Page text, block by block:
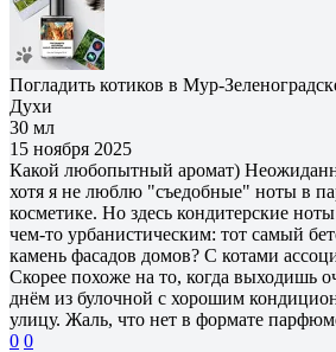
Погладить котиков в Мур-
Духи
30 мл
15 ноября 2025
Какой любопытный аромат)
хотя я не люблю "съедобные" ноты в
косметике. Но здесь кондитерские
чем-то урбанистическим: тот самый
камень фасадов домов? С котами
Скорее похоже на то, когда выходишь
днём из булочной с хорошим
улицу. Жаль, что нет в формате
0 0